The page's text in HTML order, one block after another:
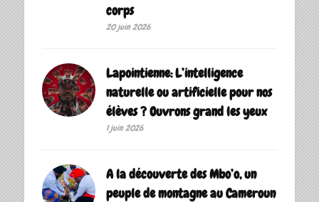
corps
20 juin 2026
Lapointienne: L’intelligence
naturelle ou artificielle pour nos
élèves ? Ouvrons grand les yeux
1 juin 2026
A la découverte des Mbo’o, un
peuple de montagne au Cameroun